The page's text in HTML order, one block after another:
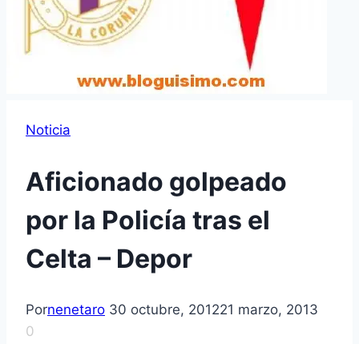
Noticia
Aficionado golpeado
por la Policí­a tras el
Celta – Depor
Pornenetaro 30 octubre, 201221 marzo, 2013
0